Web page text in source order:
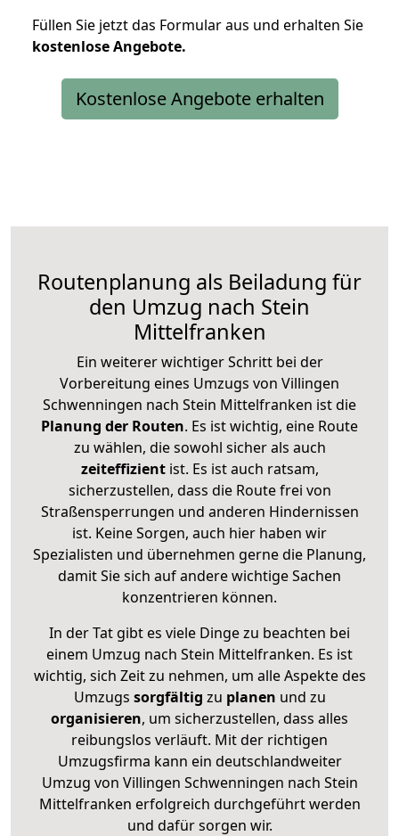
Füllen Sie jetzt das Formular aus und erhalten Sie
kostenloseAngebote.
Kostenlose Angebote erhalten
Routenplanung als Beiladung für
den Umzug nach Stein
Mittelfranken
Ein weiterer wichtiger Schritt bei der
Vorbereitung eines Umzugs von Villingen
Schwenningen nach Stein Mittelfranken ist die
Planung der Routen. Es ist wichtig, eine Route
zu wählen, die sowohl sicher als auch
zeiteffizientist. Es ist auch ratsam,
sicherzustellen, dass die Route frei von
Straßensperrungen und anderen Hindernissen
ist. Keine Sorgen, auch hier haben wir
Spezialisten und übernehmen gerne die Planung,
damit Sie sich auf andere wichtige Sachen
konzentrieren können.
In der Tat gibt es viele Dinge zu beachten bei
einem Umzug nach Stein Mittelfranken. Es ist
wichtig, sich Zeit zu nehmen, um alle Aspekte des
Umzugs sorgfältig zu planen und zu
organisieren, um sicherzustellen, dass alles
reibungslos verläuft. Mit der richtigen
Umzugsfirma kann ein deutschlandweiter
Umzug von Villingen Schwenningen nach Stein
Mittelfranken erfolgreich durchgeführt werden
und dafür sorgen wir.